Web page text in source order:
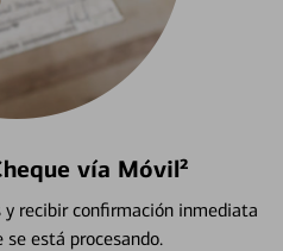
vía Móvil²
y recibir confirmación inmediata
se está procesando.